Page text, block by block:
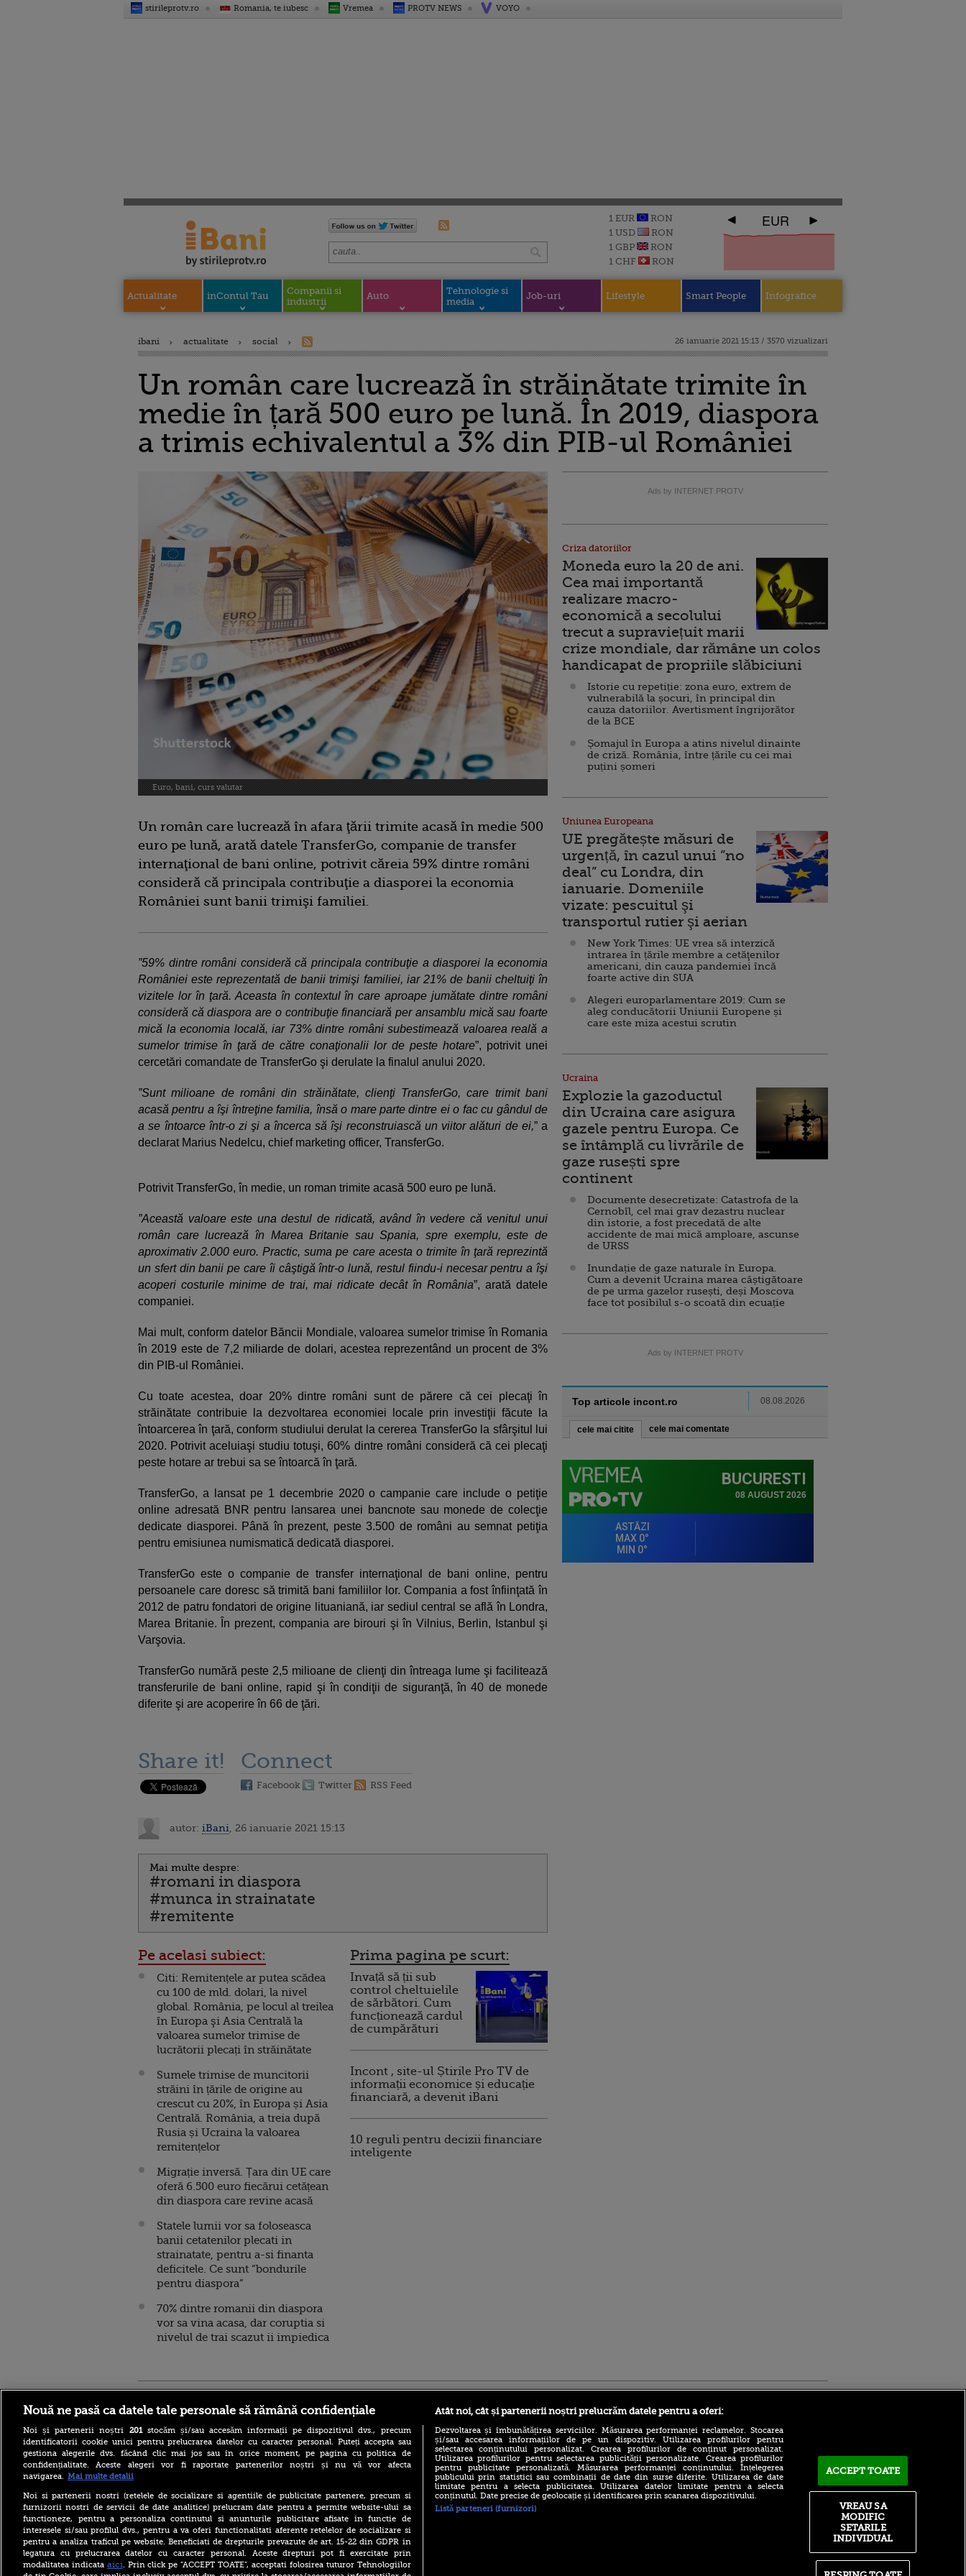
stirileprotv.ro Romania, te iubesc Vremea PROTV NEWS VOYO
1 EUR
RON
1 USD
RON
1 GBP
RON
1 CHF
RON
EUR
Actualitate inContul Tau
Companii si
industrii
Auto
Tehnologie si
media
Job-uri Lifestyle Smart People Infografice
ibani actualitate social 26 ianuarie 2021 15:13 / 3570 vizualizari
Un român care lucrează în străinătate trimite în
medie în țară 500 euro pe lună. În 2019, diaspora
a trimis echivalentul a 3% din PIB-ul României
Euro, bani, curs valutar
Un român care lucrează în afara ţării trimite acasă în medie 500
euro pe lună, arată datele TransferGo, companie de transfer
internaţional de bani online, potrivit căreia 59% dintre români
consideră că principala contribuţie a diasporei la economia
României sunt banii trimişi familiei.
”59% dintre români consideră că principala contribuţie a diasporei la economia
României este reprezentată de banii trimişi familiei, iar 21% de banii cheltuiţi în
vizitele lor în ţară. Aceasta în contextul în care aproape jumătate dintre români
consideră că diaspora are o contribuţie financiară per ansamblu mică sau foarte
mică la economia locală, iar 73% dintre români subestimează valoarea reală a
sumelor trimise în ţară de către conaţionalii lor de peste hotare”, potrivit unei
cercetări comandate de TransferGo şi derulate la finalul anului 2020.
”Sunt milioane de români din străinătate, clienţi TransferGo, care trimit bani
acasă pentru a îşi întreţine familia, însă o mare parte dintre ei o fac cu gândul de
a se întoarce într-o zi şi a încerca să îşi reconstruiască un viitor alături de ei,” a
declarat Marius Nedelcu, chief marketing officer, TransferGo.
Potrivit TransferGo, în medie, un roman trimite acasă 500 euro pe lună.
”Această valoare este una destul de ridicată, având în vedere că venitul unui
român care lucrează în Marea Britanie sau Spania, spre exemplu, este de
aproximativ 2.000 euro. Practic, suma pe care acesta o trimite în ţară reprezintă
un sfert din banii pe care îi câştigă într-o lună, restul fiindu-i necesar pentru a îşi
acoperi costurile minime de trai, mai ridicate decât în România”, arată datele
companiei.
Mai mult, conform datelor Băncii Mondiale, valoarea sumelor trimise în Romania
în 2019 este de 7,2 miliarde de dolari, acestea reprezentând un procent de 3%
din PIB-ul României.
Cu toate acestea, doar 20% dintre români sunt de părere că cei plecaţi în
străinătate contribuie la dezvoltarea economiei locale prin investiţii făcute la
întoarcerea în ţară, conform studiului derulat la cererea TransferGo la sfârşitul lui
2020. Potrivit aceluiaşi studiu totuşi, 60% dintre români consideră că cei plecaţi
peste hotare ar trebui sa se întoarcă în ţară.
TransferGo, a lansat pe 1 decembrie 2020 o campanie care include o petiţie
online adresată BNR pentru lansarea unei bancnote sau monede de colecţie
dedicate diasporei. Până în prezent, peste 3.500 de români au semnat petiţia
pentru emisiunea numismatică dedicată diasporei.
TransferGo este o companie de transfer internaţional de bani online, pentru
persoanele care doresc să trimită bani familiilor lor. Compania a fost înfiinţată în
2012 de patru fondatori de origine lituaniană, iar sediul central se află în Londra,
Marea Britanie. În prezent, compania are birouri şi în Vilnius, Berlin, Istanbul şi
Varşovia.
TransferGo numără peste 2,5 milioane de clienţi din întreaga lume şi facilitează
transferurile de bani online, rapid şi în condiţii de siguranţă, în 40 de monede
diferite şi are acoperire în 66 de ţări.
Share it! Connect
Facebook Twitter RSS Feed
autor: iBani , 26 ianuarie 2021 15:13
Mai multe despre:
#romani in diaspora
#munca in strainatate
#remitente
Pe acelasi subiect:
Citi: Remitențele ar putea scădea
cu 100 de mld. dolari, la nivel
global. România, pe locul al treilea
în Europa şi Asia Centrală la
valoarea sumelor trimise de
lucrătorii plecați în străinătate
Sumele trimise de muncitorii
străini în țările de origine au
crescut cu 20%, în Europa și Asia
Centrală. România, a treia după
Rusia și Ucraina la valoarea
remitențelor
Migrație inversă. Țara din UE care
oferă 6.500 euro fiecărui cetățean
din diaspora care revine acasă
Statele lumii vor sa foloseasca
banii cetatenilor plecati in
strainatate, pentru a-si finanta
deficitele. Ce sunt “bondurile
pentru diaspora”
70% dintre romanii din diaspora
vor sa vina acasa, dar coruptia si
nivelul de trai scazut ii impiedica
Prima pagina pe scurt:
Invață să ții sub
control cheltuielile
de sărbători. Cum
funcționează cardul
de cumpărături
Incont , site-ul Știrile Pro TV de
informații economice și educație
financiară, a devenit iBani
10 reguli pentru decizii financiare
inteligente
Ads by INTERNET PROTV
Criza datoriilor
Moneda euro la 20 de ani.
Cea mai importantă
realizare macro-
economică a secolului
trecut a supraviețuit marii
crize mondiale, dar rămâne un colos
handicapat de propriile slăbiciuni
Istorie cu repetiție: zona euro, extrem de
vulnerabilă la șocuri, în principal din
cauza datoriilor. Avertisment îngrijorător
de la BCE
Șomajul în Europa a atins nivelul dinainte
de criză. România, între țările cu cei mai
puțini șomeri
Uniunea Europeana
UE pregătește măsuri de
urgență, în cazul unui ”no
deal” cu Londra, din
ianuarie. Domeniile
vizate: pescuitul şi
transportul rutier şi aerian
New York Times: UE vrea să interzică
intrarea în țările membre a cetăţenilor
americani, din cauza pandemiei încă
foarte active din SUA
Alegeri europarlamentare 2019: Cum se
aleg conducătorii Uniunii Europene și
care este miza acestui scrutin
Ucraina
Explozie la gazoductul
din Ucraina care asigura
gazele pentru Europa. Ce
se întâmplă cu livrările de
gaze rusești spre
continent
Documente desecretizate: Catastrofa de la
Cernobîl, cel mai grav dezastru nuclear
din istorie, a fost precedată de alte
accidente de mai mică amploare, ascunse
de URSS
Inundație de gaze naturale în Europa.
Cum a devenit Ucraina marea câștigătoare
de pe urma gazelor rusești, deși Moscova
face tot posibilul s-o scoată din ecuație
Ads by INTERNET PROTV
Top articole incont.ro 08.08.2026
cele mai citite cele mai comentate
urs din Suceava, surprins în
timp ce se scarpină de
copac, precum adevăratul
Baloo
Spania, măsură neașteptată
la frontiera cu Italia pe
fondul crizei migrației din
Ceuta
(P) Descoperă Lumea
Evenimentelor din România
Bogdan Lobonț și Robert
Niță sunt invitații lui Andrei
Nouă ne pasă ca datele tale personale să rămână confidențiale
Noi și partenerii noștri 201stocăm și/sau accesăm informații pe dispozitivul dvs., precum
identificatorii cookie unici pentru prelucrarea datelor cu caracter personal. Puteți accepta sau
gestiona alegerile dvs. făcând clic mai jos sau în orice moment, pe pagina cu politica de
confidențialitate. Aceste alegeri vor fi raportate partenerilor noștri și nu vă vor afecta
navigarea. Mai multe detalii
Noi si partenerii nostri (retelele de socializare si agentiile de publicitate partenere, precum si
furnizorii nostri de servicii de date analitice) prelucram date pentru a permite website-ului sa
functioneze, pentru a personaliza continutul si anunturile publicitare afisate in functie de
interesele si/sau profilul dvs., pentru a va oferi functionalitati aferente retelelor de socializare si
pentru a analiza traficul pe website. Beneficiati de drepturile prevazute de art. 15-22 din GDPR in
legatura cu prelucrarea datelor cu caracter personal. Aceste drepturi pot fi exercitate prin
modalitatea indicata aici. Prin click pe “ACCEPT TOATE”, acceptati folosirea tuturor Tehnologiilor
Atât noi, cât și partenerii noștri prelucrăm datele pentru a oferi:
Dezvoltarea și îmbunătățirea serviciilor. Măsurarea performanței reclamelor. Stocarea
și/sau accesarea informațiilor de pe un dispozitiv. Utilizarea profilurilor pentru
selectarea conținutului personalizat. Crearea profilurilor de conținut personalizat.
Utilizarea profilurilor pentru selectarea publicității personalizate. Crearea profilurilor
pentru publicitate personalizată. Măsurarea performanței conținutului. Înțelegerea
publicului prin statistici sau combinații de date din surse diferite. Utilizarea de date
limitate pentru a selecta publicitatea. Utilizarea datelor limitate pentru a selecta
conținutul. Date precise de geolocație și identificarea prin scanarea dispozitivului.
Listă parteneri (furnizori)
ACCEPT TOATE
VREAU SA
MODIFIC
SETARILE
INDIVIDUAL